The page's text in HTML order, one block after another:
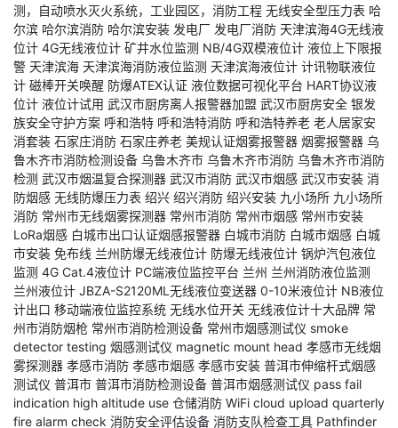
测，自动喷水灭火系统，工业园区，消防工程 无线安全型压力表 哈
尔滨 哈尔滨消防 哈尔滨安装 发电厂 发电厂消防 天津滨海4G无线液
位计 4G无线液位计 矿井水位监测 NB/4G双模液位计 液位上下限报
警 天津滨海 天津滨海消防液位监测 天津滨海液位计 计讯物联液位
计 磁棒开关唤醒 防爆ATEX认证 液位数据可视化平台 HART协议液
位计 液位计试用 武汉市厨房离人报警器加盟 武汉市厨房安全 银发
族安全守护方案 呼和浩特 呼和浩特消防 呼和浩特养老 老人居家安
消套装 石家庄消防 石家庄养老 美规认证烟雾报警器 烟雾报警器 乌
鲁木齐市消防检测设备 乌鲁木齐市 乌鲁木齐市消防 乌鲁木齐市消防
检测 武汉市烟温复合探测器 武汉市消防 武汉市烟感 武汉市安装 消
防烟感 无线防爆压力表 绍兴 绍兴消防 绍兴安装 九小场所 九小场所
消防 常州市无线烟雾探测器 常州市消防 常州市烟感 常州市安装
LoRa烟感 白城市出口认证烟感报警器 白城市消防 白城市烟感 白城
市安装 免布线 兰州防爆无线液位计 防爆无线液位计 锅炉汽包液位
监测 4G Cat.4液位计 PC端液位监控平台 兰州 兰州消防液位监测
兰州液位计 JBZA-S2120ML无线液位变送器 0-10米液位计 NB液位
计出口 移动端液位监控系统 无线水位开关 无线液位计十大品牌 常
州市消防烟枪 常州市消防检测设备 常州市烟感测试仪 smoke
detector testing 烟感测试仪 magnetic mount head 孝感市无线烟
雾探测器 孝感市消防 孝感市烟感 孝感市安装 普洱市伸缩杆式烟感
测试仪 普洱市 普洱市消防检测设备 普洱市烟感测试仪 pass fail
indication high altitude use 仓储消防 WiFi cloud upload quarterly
fire alarm check 消防安全评估设备 消防支队检查工具 Pathfinder